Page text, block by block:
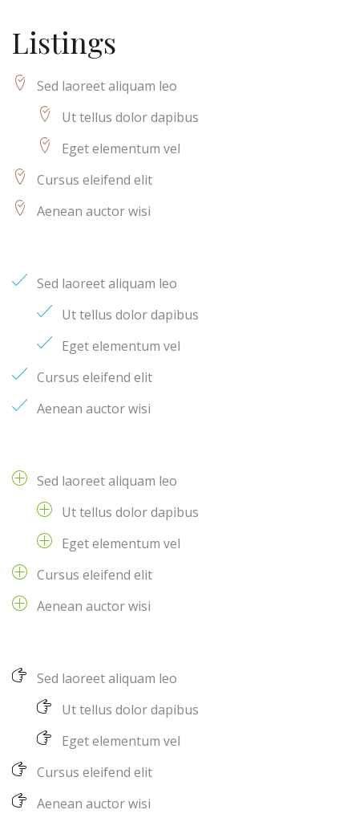
Listings
Sed laoreet aliquam leo
Ut tellus dolor dapibus
Eget elementum vel
Cursus eleifend elit
Aenean auctor wisi
Sed laoreet aliquam leo
Ut tellus dolor dapibus
Eget elementum vel
Cursus eleifend elit
Aenean auctor wisi
Sed laoreet aliquam leo
Ut tellus dolor dapibus
Eget elementum vel
Cursus eleifend elit
Aenean auctor wisi
Sed laoreet aliquam leo
Ut tellus dolor dapibus
Eget elementum vel
Cursus eleifend elit
Aenean auctor wisi